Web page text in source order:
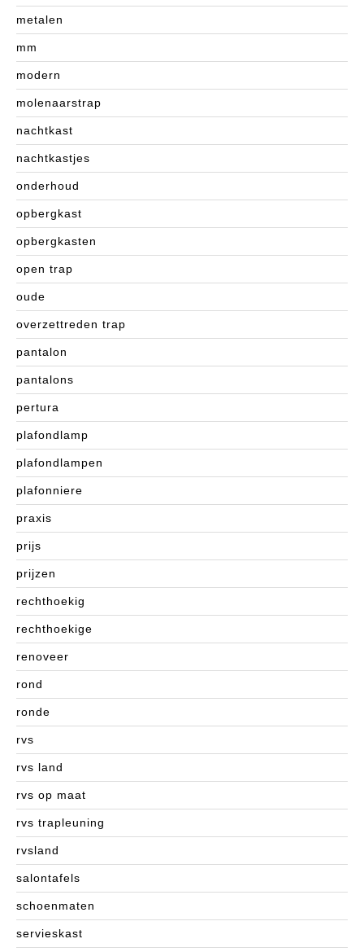
metalen
mm
modern
molenaarstrap
nachtkast
nachtkastjes
onderhoud
opbergkast
opbergkasten
open trap
oude
overzettreden trap
pantalon
pantalons
pertura
plafondlamp
plafondlampen
plafonniere
praxis
prijs
prijzen
rechthoekig
rechthoekige
renoveer
rond
ronde
rvs
rvs land
rvs op maat
rvs trapleuning
rvsland
salontafels
schoenmaten
servieskast